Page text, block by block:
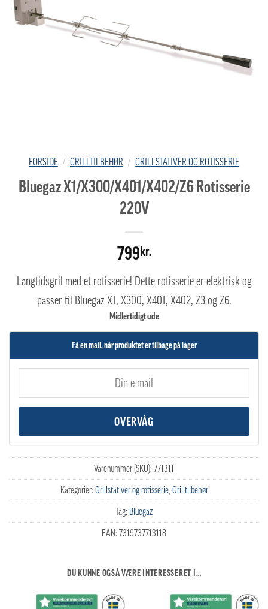
FORSIDE / GRILLTILBEHØR / GRILLSTATIVER OG ROTISSERIE
Bluegaz X1/X300/X401/X402/Z6 Rotisserie
220V
799kr.
Langtidsgril med et rotisserie! Dette rotisserie er elektrisk og
passer til Bluegaz X1, X300, X401, X402, Z3 og Z6.
Midlertidigt ude
Få en mail, når produktet er tilbage på lager
Varenummer (SKU): 771311
Kategorier: Grillstativer og rotisserie, Grilltilbehør
Tag: Bluegaz
EAN: 7319737713118
DU KUNNE OGSÅ VÆRE INTERESSERET I…